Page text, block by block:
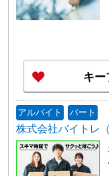
キー
アルバイト パート
株式会社バイトレ